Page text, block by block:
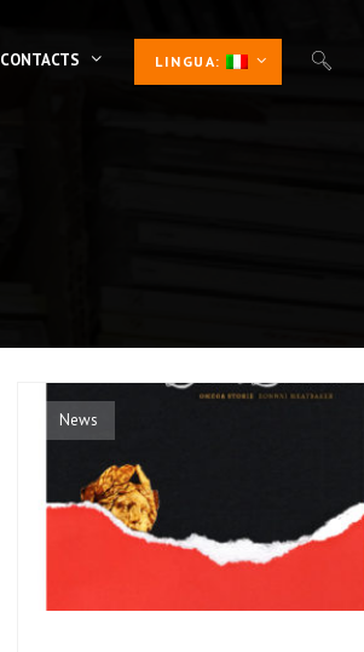
CONTACTS LINGUA:
News